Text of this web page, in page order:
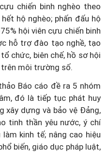
chiến binh nghèo theo
hộ nghèo; phấn đấu hộ
hội viên cựu chiến binh
hỗ trợ đào tạo nghề, tạo
chức, biên chế, hồ sơ hội
môi trường số.
Báo cáo đề ra 5 nhóm
đó là tiếp tục phát huy
xây dựng và bảo vệ Đảng,
tinh thần yêu nước, ý chí
kinh tế; nâng cao hiệu
biến, giáo dục pháp luật,